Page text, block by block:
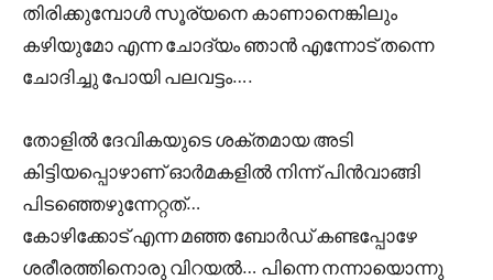
തിരിക്കുമ്പോൾ സൂര്യനെ കാണാനെങ്കിലും
കഴിയുമോ എന്ന ചോദ്യം ഞാൻ എന്നോട് തന്നെ
ചോദിച്ചു പോയി പലവട്ടം….
തോളിൽ ദേവികയുടെ ശക്തമായ അടി
കിട്ടിയപ്പൊഴാണ് ഓർമകളിൽ നിന്ന് പിൻവാങ്ങി
പിടഞ്ഞെഴുന്നേറ്റത്…
കോഴിക്കോട് എന്ന മഞ്ഞ ബോർഡ് കണ്ടപ്പോഴേ
ശരീരത്തിനൊരു വിറയൽ… പിന്നെ നന്നായൊന്നു